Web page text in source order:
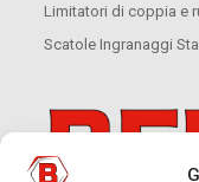
Limitatori di coppia e
Scatole Ingranaggi